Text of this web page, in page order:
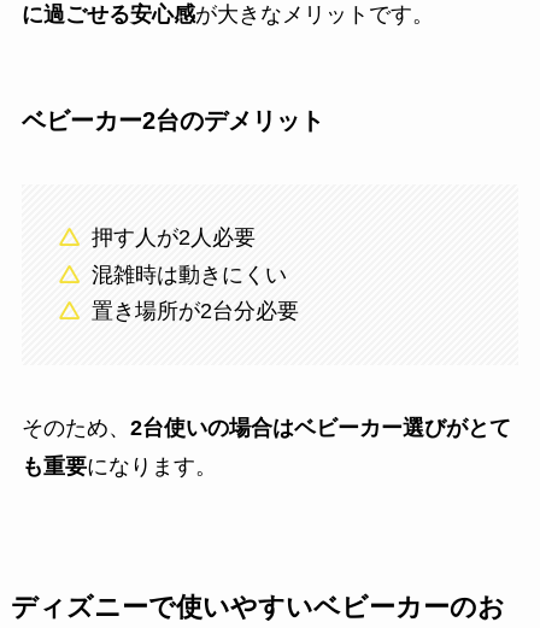
に過ごせる安心感が大きなメリットです。
ベビーカー2台のデメリット
押す人が2人必要
混雑時は動きにくい
置き場所が2台分必要
そのため、 2台使いの場合はベビーカー選びがとて
も重要になります。
ディズニーで使いやすいベビーカーのお